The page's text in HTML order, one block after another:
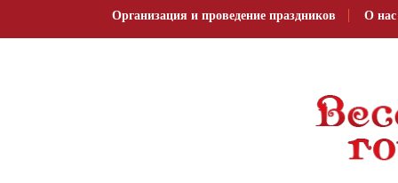
Организация и проведение праздников О нас